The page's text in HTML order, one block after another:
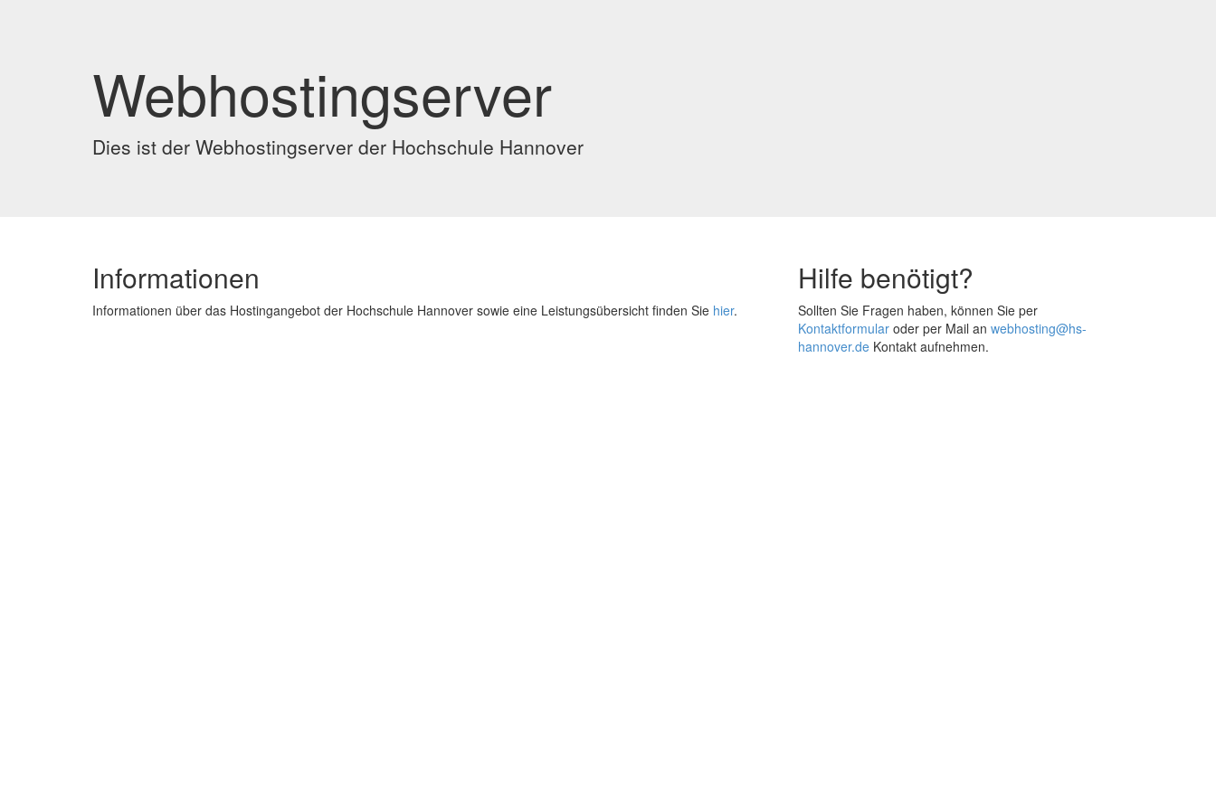
Webhostingserver
Dies ist der Webhostingserver der Hochschule Hannover
Informationen
Informationen über das Hostingangebot der Hochschule Hannover sowie eine Leistungsübersicht finden Sie hier.
Hilfe benötigt?
Sollten Sie Fragen haben, können Sie per
Kontaktformular oder per Mail an webhosting@hs-
hannover.de Kontakt aufnehmen.